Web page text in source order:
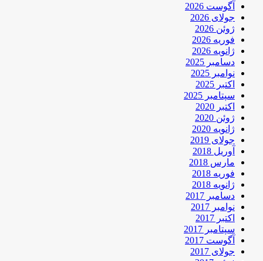
آگوست 2026
جولای 2026
ژوئن 2026
فوریه 2026
ژانویه 2026
دسامبر 2025
نوامبر 2025
اکتبر 2025
سپتامبر 2025
اکتبر 2020
ژوئن 2020
ژانویه 2020
جولای 2019
آوریل 2018
مارس 2018
فوریه 2018
ژانویه 2018
دسامبر 2017
نوامبر 2017
اکتبر 2017
سپتامبر 2017
آگوست 2017
جولای 2017